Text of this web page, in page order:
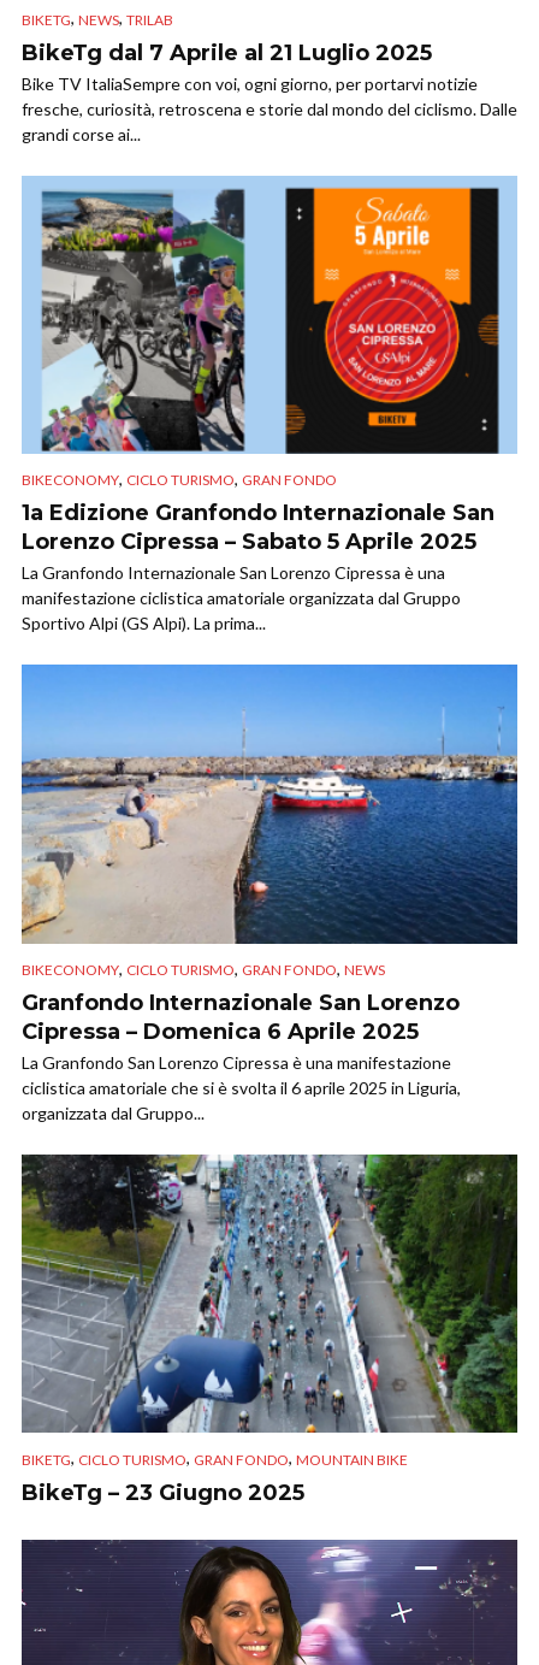
BIKETG, NEWS, TRILAB
BikeTg dal 7 Aprile al 21 Luglio 2025
Bike TV ItaliaSempre con voi, ogni giorno, per portarvi notizie
fresche, curiosità, retroscena e storie dal mondo del ciclismo. Dalle
grandi corse ai...
BIKECONOMY, CICLO TURISMO, GRAN FONDO
1a Edizione Granfondo Internazionale San
Lorenzo Cipressa – Sabato 5 Aprile 2025
​La Granfondo Internazionale San Lorenzo Cipressa è una
manifestazione ciclistica amatoriale organizzata dal Gruppo
Sportivo Alpi (GS Alpi). La prima...
BIKECONOMY, CICLO TURISMO, GRAN FONDO, NEWS
Granfondo Internazionale San Lorenzo
Cipressa – Domenica 6 Aprile 2025
​La Granfondo San Lorenzo Cipressa è una manifestazione
ciclistica amatoriale che si è svolta il 6 aprile 2025 in Liguria,
organizzata dal Gruppo...
BIKETG, CICLO TURISMO, GRAN FONDO, MOUNTAIN BIKE
BikeTg – 23 Giugno 2025